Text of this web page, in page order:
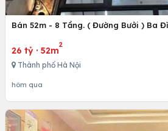
Bán 52m - 8 Tầng. ( Đường Bưởi ) Ba
26 tỷ · 52m
2
Thành phố Hà Nội
hôm qua